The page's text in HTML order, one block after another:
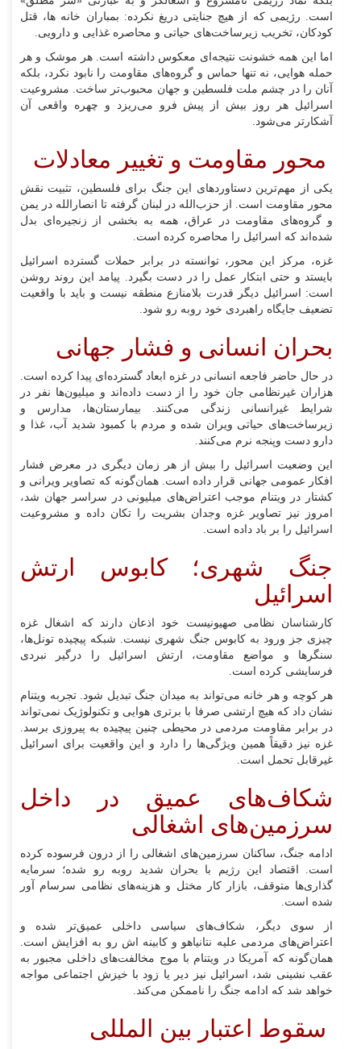
است. رژیمی که از هیچ جنایتی دریغ نکرده: بمباران خانه ها، قتل
کودکان، تخریب زیرساخت‌های حیاتی و محاصره غذایی و دارویی.
اما این همه خشونت نتیجه‌ای معکوس داشته است. هر موشک و هر
حمله هوایی، نه تنها حماس و گروه‌های مقاومت را نابود نکرد، بلکه
آنان را در چشم ملت فلسطین و جهان محبوب‌تر ساخت. مشروعیت
اسرائیل هر روز بیش از پیش فرو می‌ریزد و چهره واقعی آن
آشکارتر می‌شود.
محور مقاومت و تغییر معادلات
یکی از مهم‌ترین دستاورد‌های این جنگ برای فلسطین، تثبیت نقش
محور مقاومت است. از حزب‌الله در لبنان گرفته تا انصارالله در یمن
و گروه‌های مقاومت در عراق، همه به بخشی از زنجیره‌ای بدل
شده‌اند که اسرائیل را محاصره کرده است.
غزه، مرکز این محور، توانسته در برابر حملات گسترده اسرائیل
بایستد و حتی ابتکار عمل را در دست بگیرد. پیامد این روند روشن
است: اسرائیل دیگر قدرت بلامنازع منطقه نیست و باید با واقعیت
تضعیف جایگاه راهبردی خود روبه رو شود.
بحران انسانی و فشار جهانی
در حال حاضر فاجعه انسانی در غزه ابعاد گسترده‌ای پیدا کرده است.
هزاران غیرنظامی جان خود را از دست داده‌اند و میلیون‌ها نفر در
شرایط غیرانسانی زندگی می‌کنند. بیمارستان‌ها، مدارس و
زیرساخت‌های حیاتی ویران شده و مردم با کمبود شدید آب، غذا و
دارو دست وپنجه نرم می‌کنند.
این وضعیت اسرائیل را بیش از هر زمان دیگری در معرض فشار
افکار عمومی جهانی قرار داده است. همان‌گونه که تصاویر ویرانی و
کشتار در ویتنام موجب اعتراض‌های میلیونی در سراسر جهان شد،
امروز نیز تصاویر غزه وجدان بشریت را تکان داده و مشروعیت
اسرائیل را بر باد داده است.
جنگ شهری؛ کابوس ارتش
اسرائیل
کارشناسان نظامی صهیونیست خود اذعان دارند که اشغال غزه
چیزی جز ورود به کابوس جنگ شهری نیست. شبکه پیچیده تونل‌ها،
سنگر‌ها و مواضع مقاومت، ارتش اسرائیل را درگیر نبردی
فرسایشی کرده است.
هر کوچه و هر خانه می‌تواند به میدان جنگ تبدیل شود. تجربه ویتنام
نشان داد که هیچ ارتشی صرفا با برتری هوایی و تکنولوژیک نمی‌تواند
در برابر مقاومت مردمی در محیطی چنین پیچیده به پیروزی برسد.
غزه نیز دقیقاً همین ویژگی‌ها را دارد و این واقعیت برای اسرائیل
غیرقابل تحمل است.
شکاف‌های عمیق در داخل
سرزمین‌های اشغالی
ادامه جنگ، ساکنان سرزمین‌های اشغالی را از درون فرسوده کرده
است. اقتصاد این رژیم با بحران شدید روبه رو شده؛ سرمایه
گذاری‌ها متوقف، بازار کار مختل و هزینه‌های نظامی سرسام آور
شده است.
از سوی دیگر، شکاف‌های سیاسی داخلی عمیق‌تر شده و
اعتراض‌های مردمی علیه نتانیاهو و کابینه اش رو به افزایش است.
همان‌گونه که آمریکا در ویتنام با موج مخالفت‌های داخلی مجبور به
عقب نشینی شد، اسرائیل نیز دیر یا زود با خیزش اجتماعی مواجه
خواهد شد که ادامه جنگ را ناممکن می‌کند.
سقوط اعتبار بین المللی